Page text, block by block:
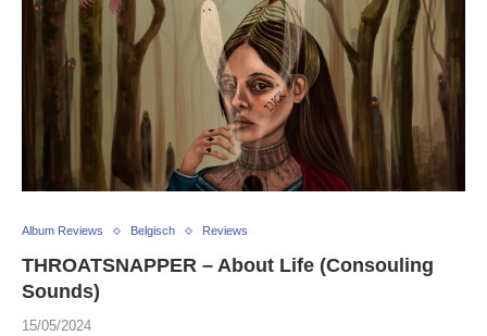
Album Reviews Belgisch Reviews
THROATSNAPPER – About Life (Consouling
Sounds)
15/05/2024